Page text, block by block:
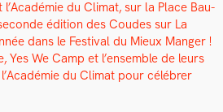
du Cli­mat, sur la Place Bau­
édi­tion des Coudes sur La
dans le Fes­ti­val du Mieux Manger !
Yes We Camp et l’ensemble de leurs
du Cli­mat pour célébr­er